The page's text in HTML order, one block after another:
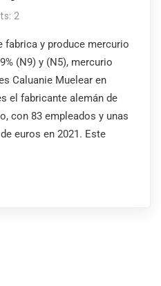
2
fabrica y produce mercurio
(N9) y (N5), mercurio
Caluanie Muelear en
el fabricante alemán de
con 83 empleados y unas
euros en 2021. Este